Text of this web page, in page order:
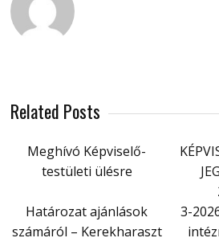
Related Posts
Meghívó Képviselő-
testületi ülésre
Határozat ajánlások
számáról – Kerekharaszt
3-